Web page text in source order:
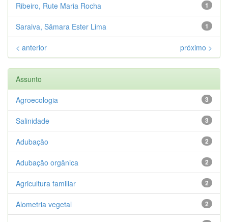
1
Ribeiro, Rute Maria Rocha
1
Saraiva, Sâmara Ester Lima
< anterior próximo >
Assunto
3
Agroecologia
3
Salinidade
2
Adubação
2
Adubação orgânica
2
Agricultura familiar
2
Alometria vegetal